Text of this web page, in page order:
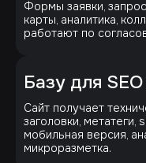
Формы заявки,
карты, аналитика,
работают по
Базу для
Сайт получает
заголовки, метатеги,
мобильная версия,
микроразметка.